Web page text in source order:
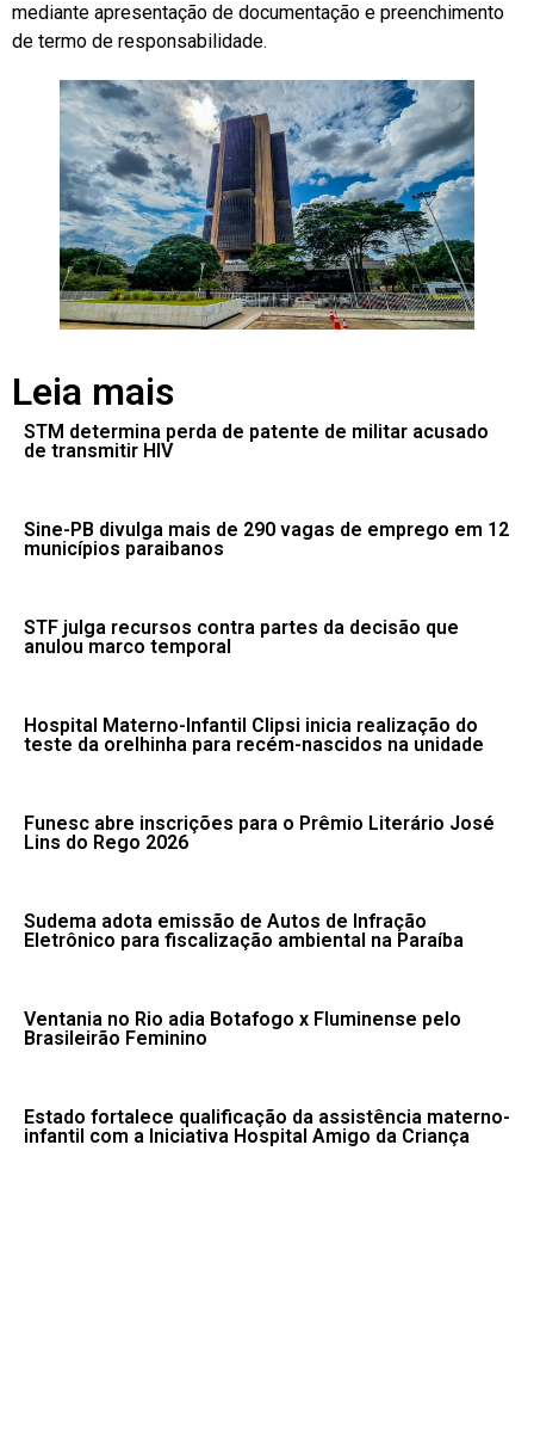
mediante apresentação de documentação e preenchimento
de termo de responsabilidade.
Leia mais
STM determina perda de patente de militar acusado
de transmitir HIV
Sine-PB divulga mais de 290 vagas de emprego em 12
municípios paraibanos
STF julga recursos contra partes da decisão que
anulou marco temporal
Hospital Materno-Infantil Clipsi inicia realização do
teste da orelhinha para recém-nascidos na unidade
Funesc abre inscrições para o Prêmio Literário José
Lins do Rego 2026
Sudema adota emissão de Autos de Infração
Eletrônico para fiscalização ambiental na Paraíba
Ventania no Rio adia Botafogo x Fluminense pelo
Brasileirão Feminino
Estado fortalece qualificação da assistência materno-
infantil com a Iniciativa Hospital Amigo da Criança